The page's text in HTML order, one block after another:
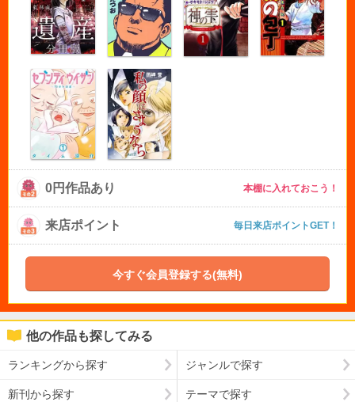
0円作品あり 本棚に入れておこう！
来店ポイント 毎日来店ポイントGET！
今すぐ会員登録する(無料)
他の作品も探してみる
ランキングから探す ジャンルで探す
新刊から探す テーマで探す